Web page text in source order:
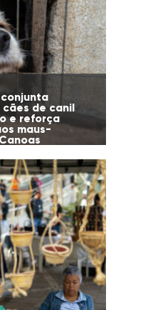
de canil
e reforça
maus-